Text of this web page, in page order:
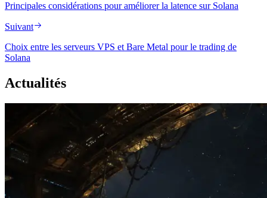
Principales considérations pour améliorer la latence sur Solana
Suivant
Choix entre les serveurs VPS et Bare Metal pour le trading de
Solana
Actualités